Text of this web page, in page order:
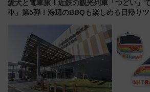
愛犬と電車旅！近鉄の観光列車「つどい」
車」第5弾！海辺のBBQも楽しめる日帰り